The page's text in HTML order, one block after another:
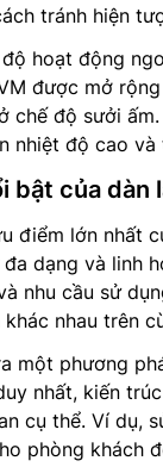
tránh hiện
hoạt động
được mở
chế độ sưởi
nhiệt độ cao
bật của dàn
điểm lớn nhất
đa dạng và linh
nhu cầu sử
khác nhau trên
một phương
nhất, kiến
cụ thể. Ví dụ,
phòng khách